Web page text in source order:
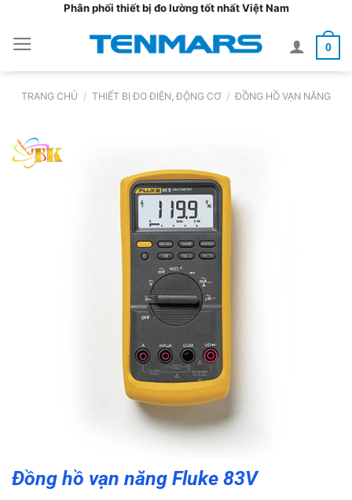
nội
dung
Phân phối thiết bị đo lường tốt nhất Việt Nam
0
TRANG CHỦ / THIẾT BỊ ĐO ĐIỆN, ĐỘNG CƠ / ĐỒNG HỒ VẠN NĂNG
Đồng hồ vạn năng Fluke 83V